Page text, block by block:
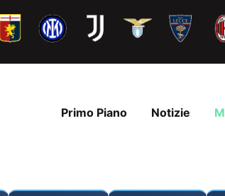
Primo Piano Notizie